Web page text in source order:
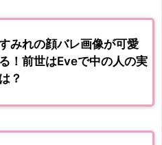
みれの顔バレ画像が可愛
！前世はEveで中の人の実
？